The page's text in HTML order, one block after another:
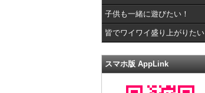
子供も一緒に遊びたい！
皆でワイワイ盛り上がりたい
スマホ版 AppLink